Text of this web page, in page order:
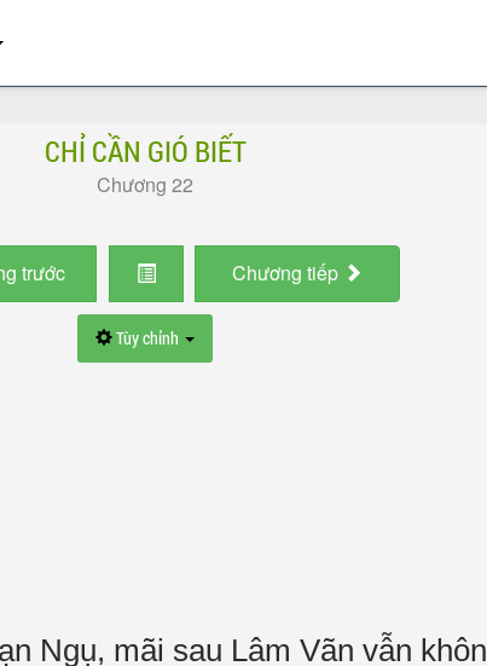
CHỈ CẦN GIÓ BIẾT
Chương 22
trước Chương tiếp
Tùy chỉnh
Ngụ, mãi sau Lâm Vãn vẫn